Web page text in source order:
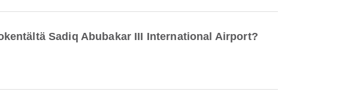
Sadiq Abubakar III International Airport?